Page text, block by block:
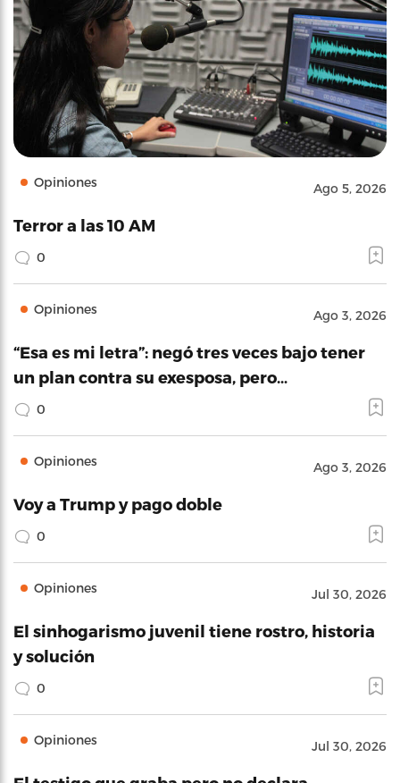
Opiniones Ago 5, 2026
Terror a las 10 AM
0
Opiniones Ago 3, 2026
“Esa es mi letra”: negó tres veces bajo tener
un plan contra su exesposa, pero…
0
Opiniones Ago 3, 2026
Voy a Trump y pago doble
0
Opiniones Jul 30, 2026
El sinhogarismo juvenil tiene rostro, historia
y solución
0
Opiniones Jul 30, 2026